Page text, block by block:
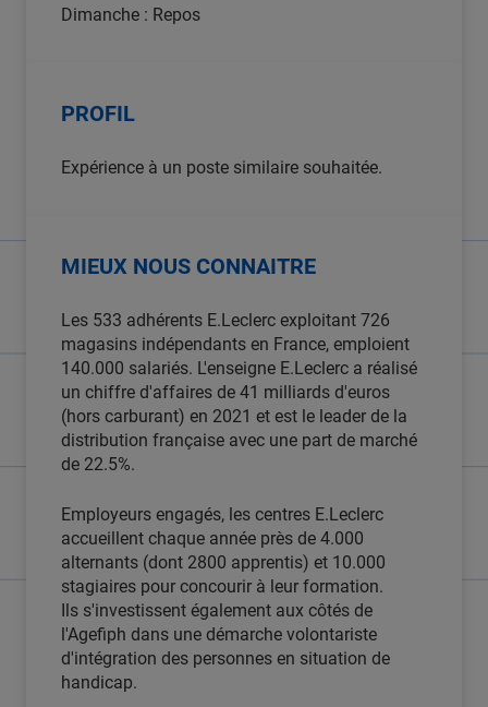
Dimanche : Repos
PROFIL
Expérience à un poste similaire souhaitée.
MIEUX NOUS CONNAITRE
Les 533 adhérents E.Leclerc exploitant 726
magasins indépendants en France, emploient
140.000 salariés. L'enseigne E.Leclerc a réalisé
un chiffre d'affaires de 41 milliards d'euros
(hors carburant) en 2021 et est le leader de la
distribution française avec une part de marché
de 22.5%.
Employeurs engagés, les centres E.Leclerc
accueillent chaque année près de 4.000
alternants (dont 2800 apprentis) et 10.000
stagiaires pour concourir à leur formation.
Ils s'investissent également aux côtés de
l'Agefiph dans une démarche volontariste
d'intégration des personnes en situation de
handicap.